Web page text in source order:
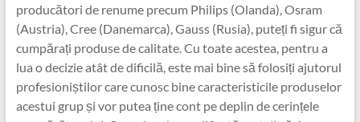
producători de renume precum Philips (Olanda), Osram
(Austria), Cree (Danemarca), Gauss (Rusia), puteți fi sigur că
cumpărați produse de calitate. Cu toate acestea, pentru a
lua o decizie atât de dificilă, este mai bine să folosiți ajutorul
profesioniștilor care cunosc bine caracteristicile produselor
acestui grup și vor putea ține cont pe deplin de cerințele